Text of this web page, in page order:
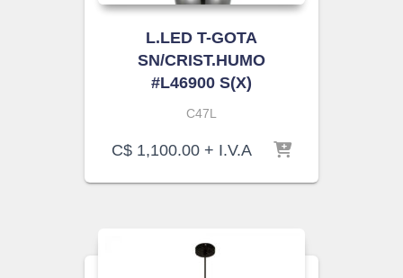
L.LED T-GOTA
SN/CRIST.HUMO
#L46900 S(X)
C47L
C$ 1,100.00 + I.V.A